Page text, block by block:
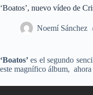
‘Boatos’, nuevo vídeo de
Noemí Sánchez
‘Boatos’ es el segundo
este magnífico álbum, ahora